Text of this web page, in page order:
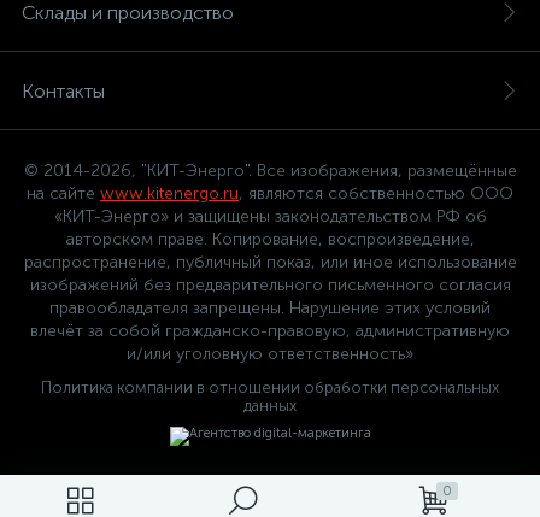
0
Склады и производство
Контакты
© 2014-2026, "КИТ-Энерго". Все изображения, размещённые
на сайте www.kitenergo.ru, являются собственностью ООО
«КИТ-Энерго» и защищены законодательством РФ об
авторском праве. Копирование, воспроизведение,
распространение, публичный показ, или иное использование
изображений без предварительного письменного согласия
правообладателя запрещены. Нарушение этих условий
влечёт за собой гражданско-правовую, административную
и/или уголовную ответственность»
Политика компании в отношении обработки персональных
данных